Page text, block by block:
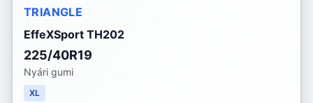
TRIANGLE
EffeXSport TH202
225/40R19
Nyári gumi
XL